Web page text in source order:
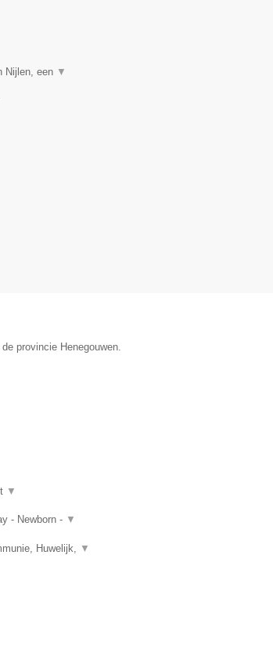
Nijlen, een ▼
provincie Henegouwen.
▼
- Newborn - ▼
Huwelijk, ▼